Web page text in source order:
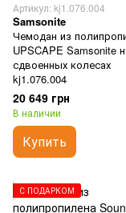
Артикул: kj1.076.004
Samsonite
Чемодан из
UPSCAPE Samsonite
сдвоенных колесах
kj1.076.004
20 649 грн
В наличии
Купить
С ПОДАРКОМ